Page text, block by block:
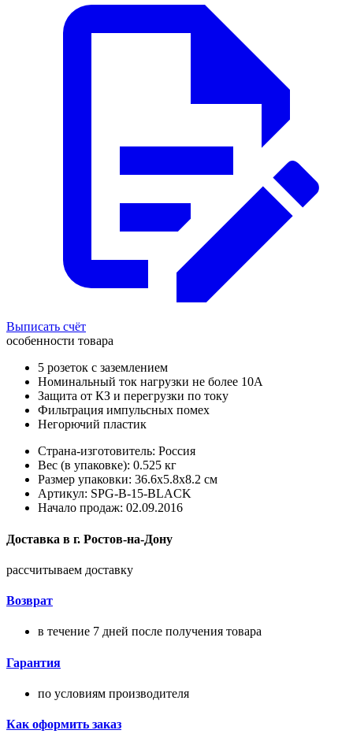
Выписать счёт
особенности товара
5 розеток с заземлением
Номинальный ток нагрузки не более 10А
Защита от КЗ и перегрузки по току
Фильтрация импульсных помех
Негорючий пластик
Страна-изготовитель: Россия
Вес (в упаковке): 0.525 кг
Размер упаковки: 36.6x5.8x8.2 см
Артикул: SPG-B-15-BLACK
Начало продаж: 02.09.2016
Доставка в г. Ростов-на-Дону
рассчитываем доставку
Возврат
в течение 7 дней после получения товара
Гарантия
по условиям производителя
Как оформить заказ